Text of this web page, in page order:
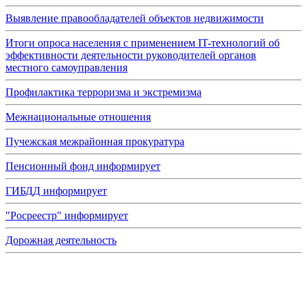
Выявление правообладателей объектов недвижимости
Итоги опроса населения с применением IT-технологий об
эффективности деятельности руководителей органов
местного самоуправления
Профилактика терроризма и экстремизма
Межнациональные отношения
Пучежская межрайонная прокуратура
Пенсионный фонд информирует
ГИБДД информирует
"Росреестр" информирует
Дорожная деятельность